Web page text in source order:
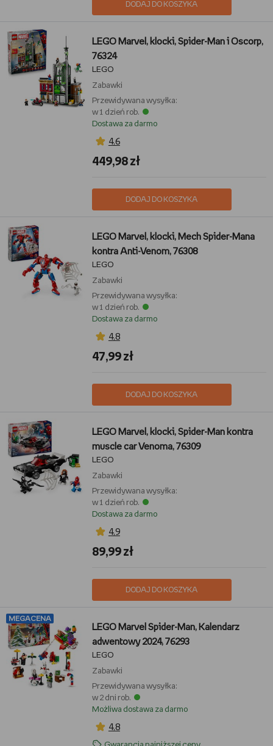
DODAJ DO KOSZYKA
LEGO Marvel, klocki, Spider-Man i Oscorp,
76324
LEGO
Zabawki
Przewidywana wysyłka:
w 1 dzień rob.
Dostawa za darmo
4,6
449,98 zł
DODAJ DO KOSZYKA
LEGO Marvel, klocki, Mech Spider-Mana
kontra Anti-Venom, 76308
LEGO
Zabawki
Przewidywana wysyłka:
w 1 dzień rob.
Dostawa za darmo
4,8
47,99 zł
DODAJ DO KOSZYKA
LEGO Marvel, klocki, Spider-Man kontra
muscle car Venoma, 76309
LEGO
Zabawki
Przewidywana wysyłka:
w 1 dzień rob.
Dostawa za darmo
4,9
89,99 zł
DODAJ DO KOSZYKA
MEGACENA
LEGO Marvel Spider-Man, Kalendarz
adwentowy 2024, 76293
LEGO
Zabawki
Przewidywana wysyłka:
w 2 dni rob.
Możliwa dostawa za darmo
4,8